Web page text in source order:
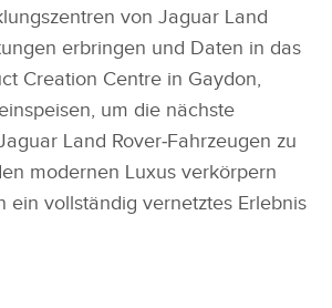
von Jaguar Land
erbringen und Daten in das
Creation Centre in Gaydon,
um die nächste
Land Rover‑Fahrzeugen zu
modernen Luxus verkörpern
ein vollständig vernetztes Erlebnis